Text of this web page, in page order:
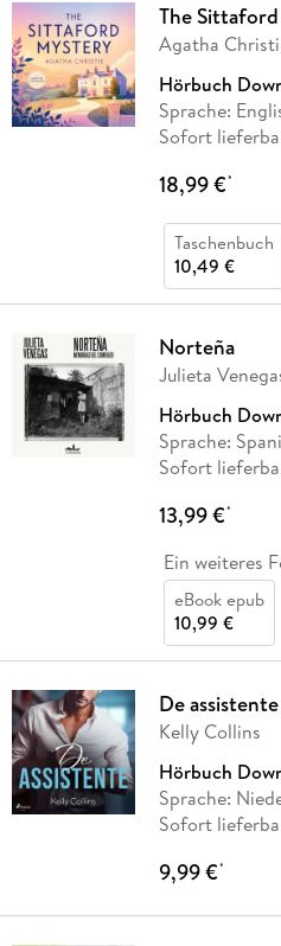
The
Agatha
Hörbuch
Sprache:
Sofort
18,99 €*
Taschenbuch
10,49 €
Norteña
Julieta
Hörbuch
Sprache:
Sofort
13,99 €*
Ein weiteres
eBook epub
10,99 €
De assistente
Kelly Collins
Hörbuch
Sprache:
Sofort
9,99 €*